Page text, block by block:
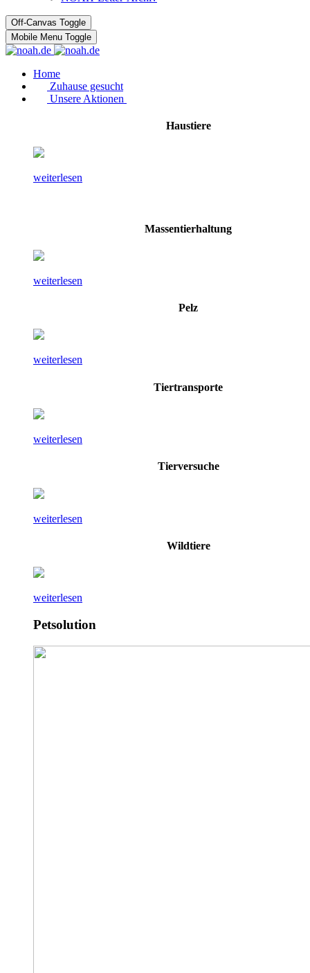
Off-Canvas Toggle
Mobile Menu Toggle
Home
Zuhause gesucht
Unsere Aktionen
Haustiere
weiterlesen
Massentierhaltung
weiterlesen
Pelz
weiterlesen
Tiertransporte
weiterlesen
Tierversuche
weiterlesen
Wildtiere
weiterlesen
Petsolution